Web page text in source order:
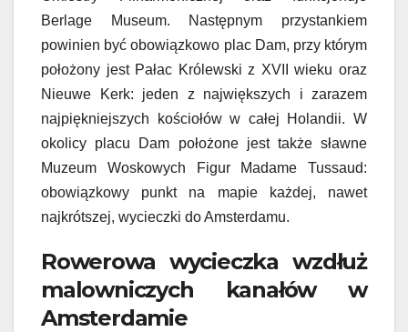
Berlage Museum. Następnym przystankiem
powinien być obowiązkowo plac Dam, przy którym
położony jest Pałac Królewski z XVII wieku oraz
Nieuwe Kerk: jeden z największych i zarazem
najpiękniejszych kościołów w całej Holandii. W
okolicy placu Dam położone jest także sławne
Muzeum Woskowych Figur Madame Tussaud:
obowiązkowy punkt na mapie każdej, nawet
najkrótszej, wycieczki do Amsterdamu.
Rowerowa wycieczka wzdłuż
malowniczych kanałów w
Amsterdamie